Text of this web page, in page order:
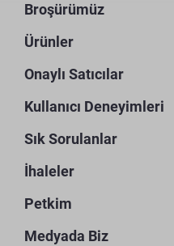
Broşürümüz
Ürünler
Onaylı Satıcılar
Kullanıcı Deneyimleri
Sık Sorulanlar
İhaleler
Petkim
Medyada Biz